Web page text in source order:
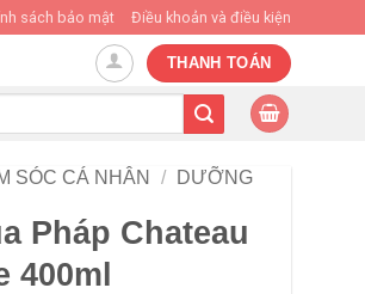
sách bảo mật Điều khoản và điều kiện
THANH TOÁN
SÓC CÁ NHÂN /
DƯỠNG
Pháp Chateau
400ml